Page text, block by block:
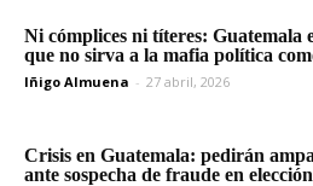
Ni cómplices ni títeres: Guatemala
que no sirva a la mafia política
Iñigo Almuena - 27 abril, 2026
Crisis en Guatemala: pedirán
ante sospecha de fraude en